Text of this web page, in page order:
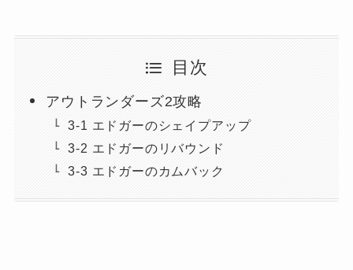
目次
アウトランダーズ2攻略
3-1 エドガーのシェイプアップ
3-2 エドガーのリバウンド
3-3 エドガーのカムバック